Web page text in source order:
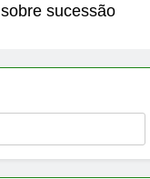
sobre sucessão